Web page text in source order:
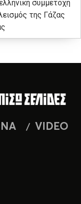
συμμετοχή
της Γάζας
VIDEO